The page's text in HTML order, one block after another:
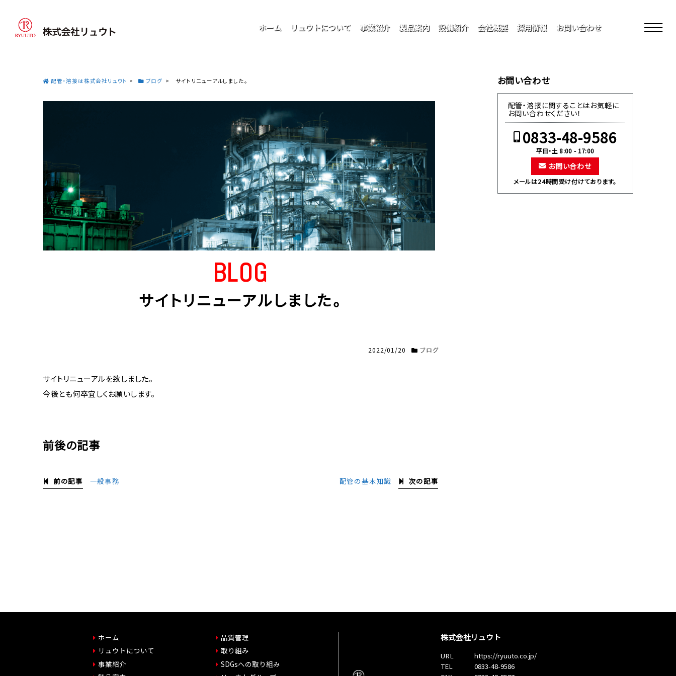
ホーム リュウトについて 事業紹介 製品案内 設備紹介 会社概要 採用情報 お問い合わせ
配管・溶接は株式会社リュウト > ブログ > サイトリニューアルしました。
BLOG
サイトリニューアルしました。
2022/01/20 ブログ
サイトリニューアルを致しました。
今後とも何卒宜しくお願いします。
前後の記事
前の記事 一般事務 次の記事
配管の基本知識
お問い合わせ
配管・溶接に関することはお気軽に
お問い合わせください！
0833-48-9586
平日・土 8:00 - 17:00
お問い合わせ
メールは24時間受け付けております。
ホーム
リュウトについて
事業紹介
品質管理
取り組み
SDGsへの取り組み
株式会社リュウト
URL
https://ryuuto.co.jp/
TEL
0833-48-9586